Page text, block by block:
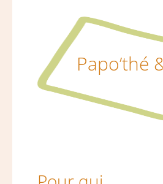
Papo’thé